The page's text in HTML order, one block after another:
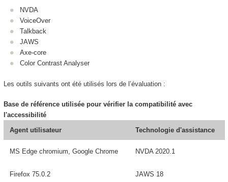
NVDA
VoiceOver
Talkback
JAWS
Axe-core
Color Contrast Analyser
Les outils suivants ont été utilisés lors de l’évaluation :
Base de référence utilisée pour vérifier la compatibilité avec
l'accessibilité
Agent utilisateur
Technologie d'assistance
MS Edge chromium, Google Chrome NVDA 2020.1
Firefox 75.0.2 JAWS 18